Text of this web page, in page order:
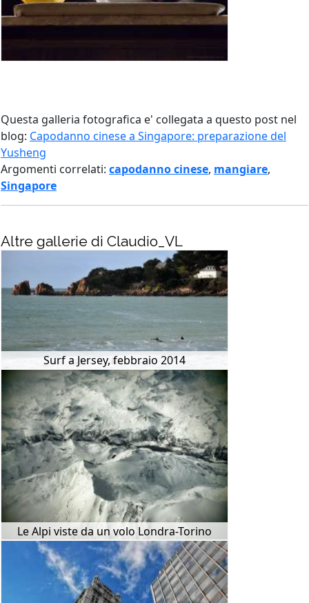
Questa galleria fotografica e' collegata a questo post nel
blog: Capodanno cinese a Singapore: preparazione del
Yusheng
Argomenti correlati: capodanno cinese, mangiare,
Singapore
Altre gallerie di Claudio_VL
Surf a Jersey, febbraio 2014
Le Alpi viste da un volo Londra-Torino